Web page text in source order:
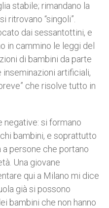
stabile; rimandano la
ritrovano “singoli”.
dai sessantottini, e
in cammino le leggi del
di bambini da parte
inseminazioni artificiali,
che risolve tutto in
negative: si formano
bambini, e soprattutto
persone che portano
Una giovane
qui a Milano mi dice
già si possono
bambini che non hanno